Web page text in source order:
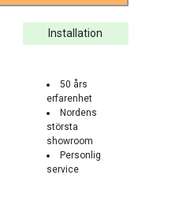
Installation
50 års
erfarenhet
Nordens
största
showroom
Personlig
service